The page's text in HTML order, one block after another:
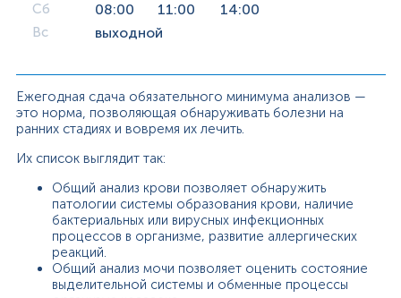
Сб 08:00 11:00 14:00
Вс выходной
Ежегодная сдача обязательного минимума анализов —
это норма, позволяющая обнаруживать болезни на
ранних стадиях и вовремя их лечить.
Их список выглядит так:
Общий анализ крови позволяет обнаружить
патологии системы образования крови, наличие
бактериальных или вирусных инфекционных
процессов в организме, развитие аллергических
реакций.
Общий анализ мочи позволяет оценить состояние
выделительной системы и обменные процессы